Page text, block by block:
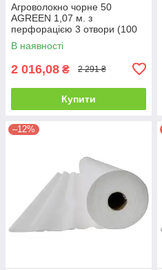
Агроволокно чорне 50
AGREEN 1,07 м. з
перфорацією 3 отвори (100
м. рул.) РУЛОН
В наявності
2 016,08 ₴ 2 291 ₴
Купити
–12%